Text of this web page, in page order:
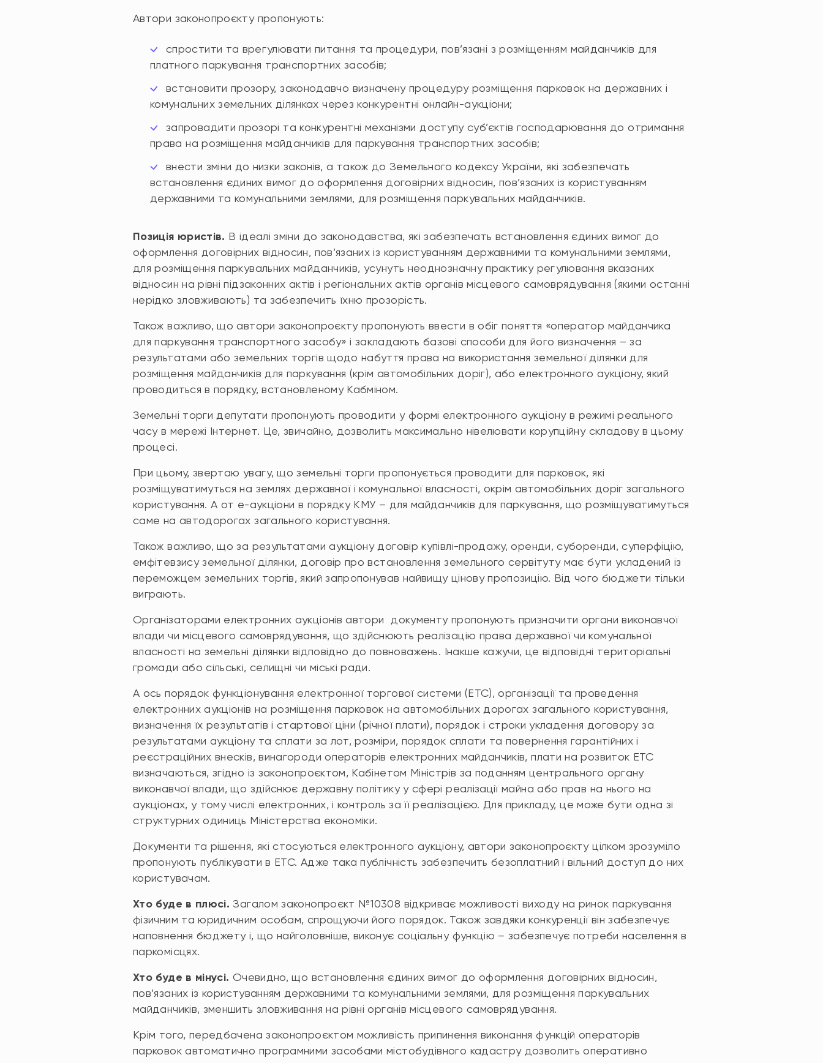
Автори законопроєкту пропонують:
спростити та врегулювати питання та процедури, пов’язані з розміщенням майданчиків для
платного паркування транспортних засобів;
встановити прозору, законодавчо визначену процедуру розміщення парковок на державних і
комунальних земельних ділянках через конкурентні онлайн-аукціони;
запровадити прозорі та конкурентні механізми доступу суб’єктів господарювання до отримання
права на розміщення майданчиків для паркування транспортних засобів;
внести зміни до низки законів, а також до Земельного кодексу України, які забезпечать
встановлення єдиних вимог до оформлення договірних відносин, пов’язаних із користуванням
державними та комунальними землями, для розміщення паркувальних майданчиків.
Позиція юристів. В ідеалі зміни до законодавства, які забезпечать встановлення єдиних вимог до
оформлення договірних відносин, пов’язаних із користуванням державними та комунальними землями,
для розміщення паркувальних майданчиків, усунуть неоднозначну практику регулювання вказаних
відносин на рівні підзаконних актів і регіональних актів органів місцевого самоврядування (якими останні
нерідко зловживають) та забезпечить їхню прозорість.
Також важливо, що автори законопроєкту пропонують ввести в обіг поняття «оператор майданчика
для паркування транспортного засобу» і закладають базові способи для його визначення – за
результатами або земельних торгів щодо набуття права на використання земельної ділянки для
розміщення майданчиків для паркування (крім автомобільних доріг), або електронного аукціону, який
проводиться в порядку, встановленому Кабміном.
Земельні торги депутати пропонують проводити у формі електронного аукціону в режимі реального
часу в мережі Інтернет. Це, звичайно, дозволить максимально нівелювати корупційну складову в цьому
процесі.
При цьому, звертаю увагу, що земельні торги пропонується проводити для парковок, які
розміщуватимуться на землях державної і комунальної власності, окрім автомобільних доріг загального
користування. А от е-аукціони в порядку КМУ – для майданчиків для паркування, що розміщуватимуться
саме на автодорогах загального користування.
Також важливо, що за результатами аукціону договір купівлі-продажу, оренди, суборенди, суперфіцію,
емфітевзису земельної ділянки, договір про встановлення земельного сервітуту має бути укладений із
переможцем земельних торгів, який запропонував найвищу цінову пропозицію. Від чого бюджети тільки
виграють.
Організаторами електронних аукціонів автори документу пропонують призначити органи виконавчої
влади чи місцевого самоврядування, що здійснюють реалізацію права державної чи комунальної
власності на земельні ділянки відповідно до повноважень. Інакше кажучи, це відповідні територіальні
громади або сільські, селищні чи міські ради.
А ось порядок функціонування електронної торгової системи (ЕТС), організації та проведення
електронних аукціонів на розміщення парковок на автомобільних дорогах загального користування,
визначення їх результатів і стартової ціни (річної плати), порядок і строки укладення договору за
результатами аукціону та сплати за лот, розміри, порядок сплати та повернення гарантійних і
реєстраційних внесків, винагороди операторів електронних майданчиків, плати на розвиток ЕТС
визначаються, згідно із законопроєктом, Кабінетом Міністрів за поданням центрального органу
виконавчої влади, що здійснює державну політику у сфері реалізації майна або прав на нього на
аукціонах, у тому числі електронних, і контроль за її реалізацією. Для прикладу, це може бути одна зі
структурних одиниць Міністерства економіки.
Документи та рішення, які стосуються електронного аукціону, автори законопроєкту цілком зрозуміло
пропонують публікувати в ЕТС. Адже така публічність забезпечить безоплатний і вільний доступ до них
користувачам.
Хто буде в плюсі. Загалом законопроєкт №10308 відкриває можливості виходу на ринок паркування
фізичним та юридичним особам, спрощуючи його порядок. Також завдяки конкуренції він забезпечує
наповнення бюджету і, що найголовніше, виконує соціальну функцію – забезпечує потреби населення в
паркомісцях.
Хто буде в мінусі. Очевидно, що встановлення єдиних вимог до оформлення договірних відносин,
пов’язаних із користуванням державними та комунальними землями, для розміщення паркувальних
майданчиків, зменшить зловживання на рівні органів місцевого самоврядування.
Крім того, передбачена законопроєктом можливість припинення виконання функцій операторів
парковок автоматично програмними засобами містобудівного кадастру дозволить оперативно